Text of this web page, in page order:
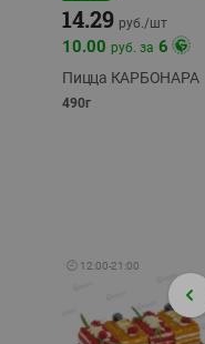
14.29 руб./шт
10.00 руб. за 6
Пицца КАРБОНАРА
490г
🕘 12:00-21:00